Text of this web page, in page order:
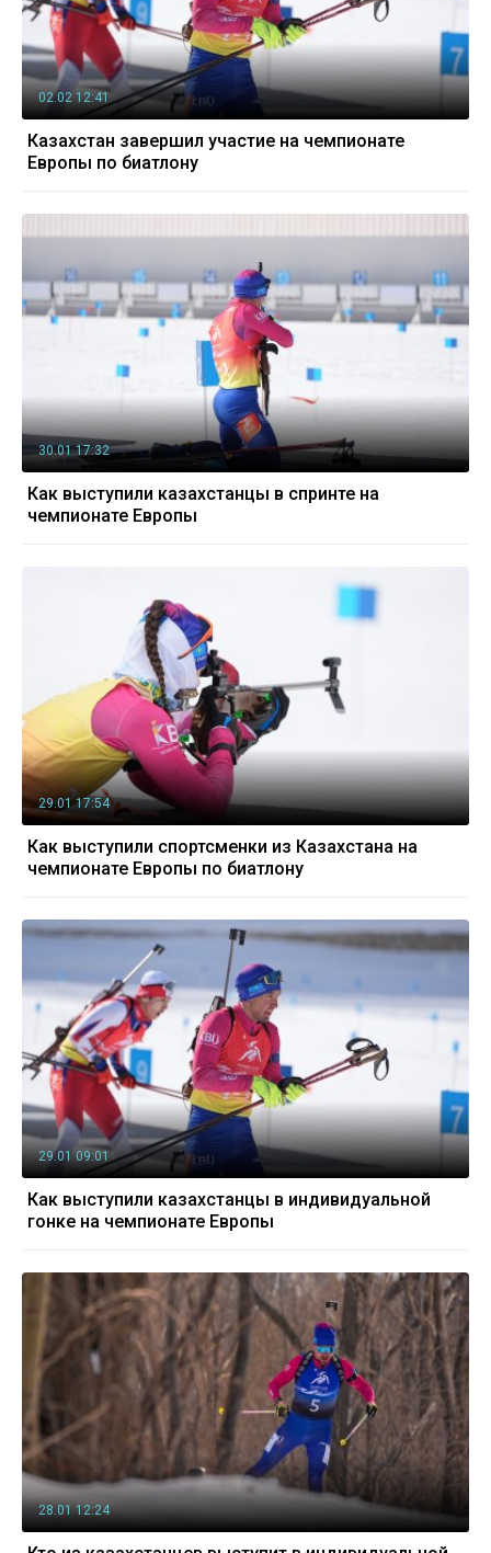
02.02 12:41
Казахстан завершил участие на чемпионате
Европы по биатлону
30.01 17:32
Как выступили казахстанцы в спринте на
чемпионате Европы
29.01 17:54
Как выступили спортсменки из Казахстана на
чемпионате Европы по биатлону
29.01 09:01
Как выступили казахстанцы в индивидуальной
гонке на чемпионате Европы
28.01 12:24